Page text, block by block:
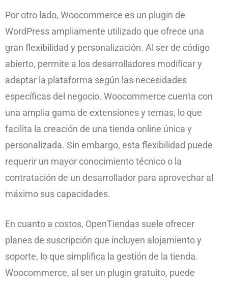
Por otro lado, Woocommerce es un plugin de
WordPress ampliamente utilizado que ofrece una
gran flexibilidad y personalización. Al ser de código
abierto, permite a los desarrolladores modificar y
adaptar la plataforma según las necesidades
específicas del negocio. Woocommerce cuenta con
una amplia gama de extensiones y temas, lo que
facilita la creación de una tienda online única y
personalizada. Sin embargo, esta flexibilidad puede
requerir un mayor conocimiento técnico o la
contratación de un desarrollador para aprovechar al
máximo sus capacidades.
En cuanto a costos, OpenTiendas suele ofrecer
planes de suscripción que incluyen alojamiento y
soporte, lo que simplifica la gestión de la tienda.
Woocommerce, al ser un plugin gratuito, puede